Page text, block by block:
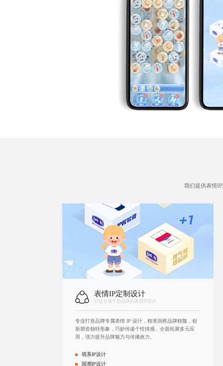
我们提供表情IP
表情IP定制设计
打造专属于您品牌的表情IP设计
专业打造品牌专属表情 IP 设计，精准洞察品牌精髓，创
新塑造独特形象，巧妙传递个性情感，全面拓展多元应
用，强力提升品牌魅力与传播效力。
萌系IP设计
国潮IP设计